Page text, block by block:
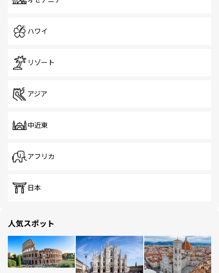
ハワイ
リゾート
アジア
中近東
アフリカ
日本
人気スポット